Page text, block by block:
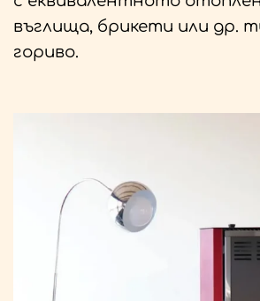
въглища, брикети или др.
гориво.